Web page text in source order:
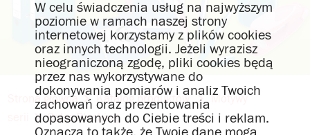
Strona główna Katalog produktów
Color Blocking
W celu świadczenia usług na najwyższym
poziomie w ramach naszej strony
internetowej korzystamy z plików cookies
oraz innych technologii. Jeżeli wyrazisz
nieograniczoną zgodę, pliki cookies będą
przez nas wykorzystywane do
dokonywania pomiarów i analiz Twoich
zachowań oraz prezentowania
dopasowanych do Ciebie treści i reklam.
Oznacza to także, że Twoje dane mogą